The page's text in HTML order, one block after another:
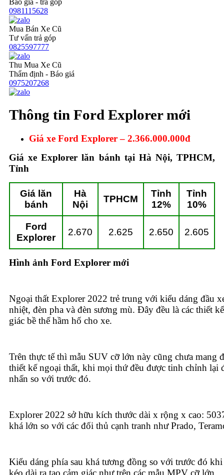
Báo giá - trả góp
0981115628
Mua Bán Xe Cũ
Tư vấn trả góp
0825597777
Thu Mua Xe Cũ
Thẩm định - Báo giá
0975207268
Thông tin Ford Explorer mới
Giá xe Ford Explorer – 2.366.000.000đ
Giá xe Explorer lăn bánh tại Hà Nội, TPHCM,
Tỉnh
Giá lăn
bánh
Hà
Nội
TPHCM
Tỉnh
12%
Tỉnh
10%
Ford
Explorer
2.670 2.625 2.650 2.605
Hình ảnh Ford Explorer mới
Ngoại thất Explorer 2022 trẻ trung với kiểu dáng đầu
nhiệt, đèn pha và đèn sương mù. Đây đều là các thiết
giác bề thế hầm hố cho xe.
Trên thực tế thì mẫu SUV cỡ lớn này cũng chưa mang
thiết kế ngoại thất, khi mọi thứ đều được tinh chỉnh lại
nhấn so với trước đó.
Explorer 2022 sở hữu kích thước dài x rộng x cao:
khá lớn so với các đối thủ cạnh tranh như Prado,
Kiểu dáng phía sau khá tương đồng so với trước đó
kéo dài ra tạo cảm giác như trên các mẫu MPV cỡ lớn.